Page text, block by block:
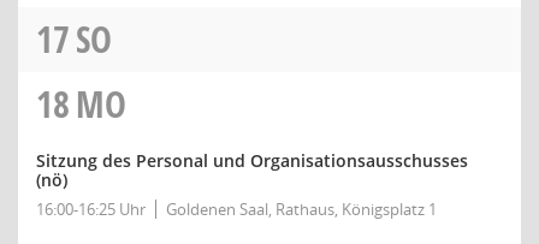
17SO
18MO
Sitzung des Personal und Organisationsausschusses
(nö)
16:00-16:25 Uhr Goldenen Saal, Rathaus, Königsplatz 1